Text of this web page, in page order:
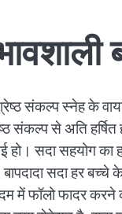
संकल्प स्नेह के
से अति
हो। सदा सहयोग
सदा हर
में फॉलो फादर